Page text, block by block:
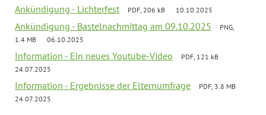
Ankündigung - Lichterfest PDF, 206 kB 10.10.2025
Ankündigung - Bastelnachmittag am 09.10.2025
PNG,
1.4 MB
06.10.2025
Information - Ein neues Youtube-Video
PDF, 121 kB
24.07.2025
Information - Ergebnisse der Elternumfrage
PDF, 3.8 MB
24.07.2025